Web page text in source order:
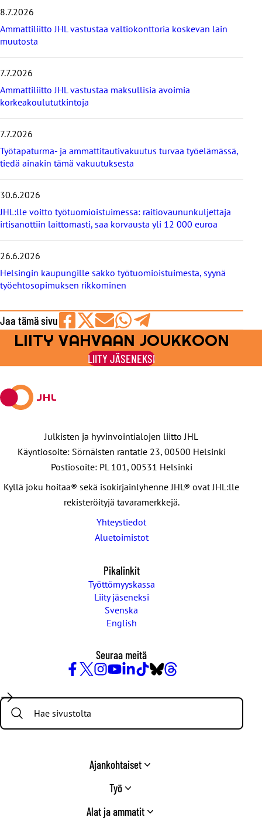
i
s
i
ä
t
u
u
t
i
e
t
8.7.2026
Ammattiliitto JHL vastustaa valtiokonttoria koskevan lain
muutosta
7.7.2026
Ammattiliitto JHL vastustaa maksullisia avoimia
korkeakoulututkintoja
7.7.2026
Työtapaturma- ja ammattitautivakuutus turvaa työelämässä,
tiedä ainakin tämä vakuutuksesta
30.6.2026
JHL:lle voitto työtuomioistuimessa: raitiovaununkuljettaja
irtisanottiin laittomasti, saa korvausta yli 12 000 euroa
26.6.2026
Helsingin kaupungille sakko työtuomioistuimesta, syynä
työehtosopimuksen rikkominen
Jaa tämä sivu
Jaa
Facebookissa
Jaa
viestipalvelu
X:ssä
Jaa
sähköpostilla
Jaa
WhatsAppilla
Jaa
Telegramilla
LIITY VAHVAAN JOUKKOON
LIITY JÄSENEKSI
Julkisten ja hyvinvointialojen liitto JHL
Käyntiosoite: Sörnäisten rantatie 23, 00500 Helsinki
Postiosoite: PL 101, 00531 Helsinki
Kyllä joku hoitaa® sekä isokirjainlyhenne JHL® ovat JHL:lle
rekisteröityjä tavaramerkkejä.
Yhteystiedot
Aluetoimistot
Pikalinkit
Työttömyyskassa
Liity jäseneksi
Svenska
English
Seuraa meitä
/
Twitter
Search:
Ajankohtaiset
Työ
Alat ja ammatit